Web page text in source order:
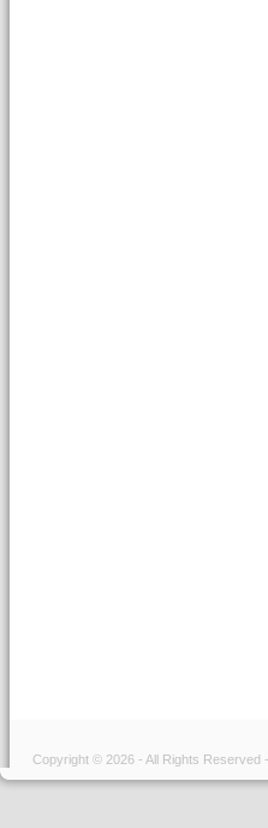
Copyright © 2026 - All Rights Reserved